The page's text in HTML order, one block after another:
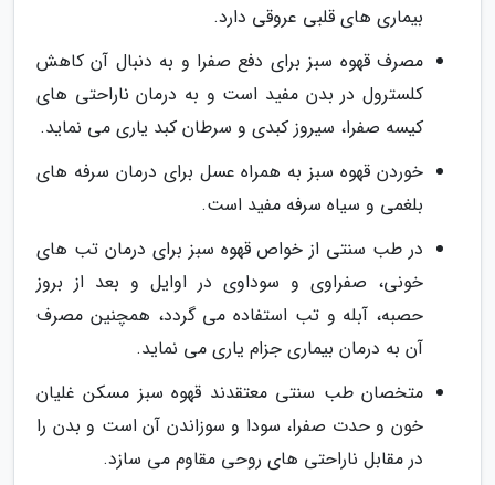
بیماری های قلبی عروقی دارد.
مصرف قهوه سبز برای دفع صفرا و به دنبال آن کاهش
کلسترول در بدن مفید است و به درمان ناراحتی های
کیسه صفرا، سیروز کبدی و سرطان کبد یاری می نماید.
خوردن قهوه سبز به همراه عسل براى درمان سرفه های
بلغمى و سیاه سرفه مفید است.
در طب سنتی از خواص قهوه سبز برای درمان تب هاى
خونى، صفراوى و سوداوى در اوایل و بعد از بروز
حصبه، آبله و تب استفاده می گردد، همچنین مصرف
آن به درمان بیماری جزام یاری می نماید.
متخصان طب سنتی معتقدند قهوه سبز مسکن غلیان
خون و حدت صفرا، سودا و سوزاندن آن است و بدن را
در مقابل ناراحتى هاى روحى مقاوم می سازد.